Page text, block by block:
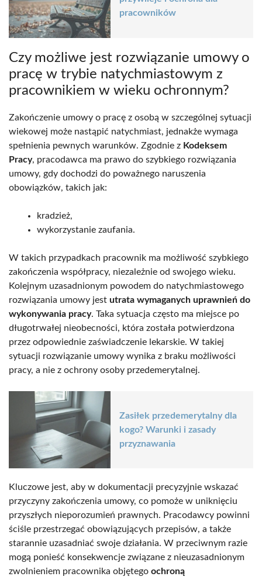
pracowników
Czy możliwe jest rozwiązanie umowy o
pracę w trybie natychmiastowym z
pracownikiem w wieku ochronnym?
Zakończenie umowy o pracę z osobą w szczególnej sytuacji
wiekowej może nastąpić natychmiast, jednakże wymaga
spełnienia pewnych warunków. Zgodnie z Kodeksem
Pracy, pracodawca ma prawo do szybkiego rozwiązania
umowy, gdy dochodzi do poważnego naruszenia
obowiązków, takich jak:
kradzież,
wykorzystanie zaufania.
W takich przypadkach pracownik ma możliwość szybkiego
zakończenia współpracy, niezależnie od swojego wieku.
Kolejnym uzasadnionym powodem do natychmiastowego
rozwiązania umowy jest utrata wymaganych uprawnień do
wykonywania pracy. Taka sytuacja często ma miejsce po
długotrwałej nieobecności, która została potwierdzona
przez odpowiednie zaświadczenie lekarskie. W takiej
sytuacji rozwiązanie umowy wynika z braku możliwości
pracy, a nie z ochrony osoby przedemerytalnej.
Zasiłek przedemerytalny dla
kogo? Warunki i zasady
przyznawania
Kluczowe jest, aby w dokumentacji precyzyjnie wskazać
przyczyny zakończenia umowy, co pomoże w uniknięciu
przyszłych nieporozumień prawnych. Pracodawcy powinni
ściśle przestrzegać obowiązujących przepisów, a także
starannie uzasadniać swoje działania. W przeciwnym razie
mogą ponieść konsekwencje związane z nieuzasadnionym
zwolnieniem pracownika objętego ochroną